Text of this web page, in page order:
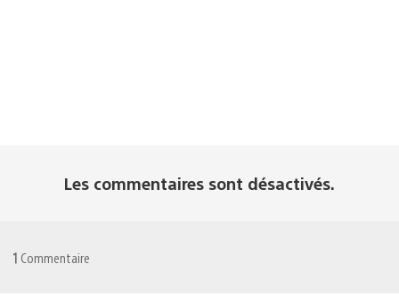
Les commentaires sont désactivés.
1 Commentaire